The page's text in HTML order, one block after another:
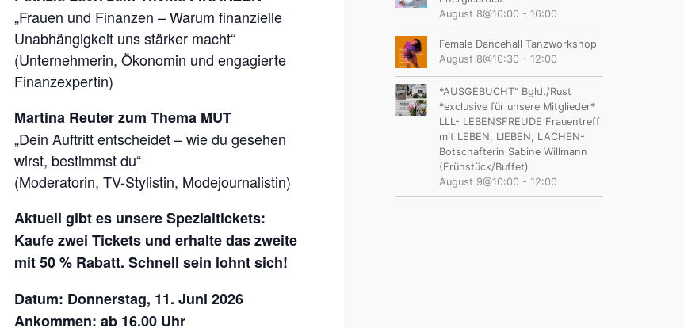
O
R
U
M
„Frauen und Finanzen – Warum finanzielle
Unabhängigkeit uns stärker macht“
(Unternehmerin, Ökonomin und engagierte
Finanzexpertin)
Martina Reuter zum Thema MUT
„Dein Auftritt entscheidet – wie du gesehen
wirst, bestimmst du“
(Moderatorin, TV-Stylistin, Modejournalistin)
Aktuell gibt es unsere Spezialtickets:
Kaufe zwei Tickets und erhalte das zweite
mit 50 % Rabatt. Schnell sein lohnt sich!
Datum: Donnerstag, 11. Juni 2026
Ankommen: ab 16.00 Uhr
August 8@10:00- 16:00
Female Dancehall Tanzworkshop
August 8@10:30- 12:00
*AUSGEBUCHT“ Bgld./Rust
*exclusive für unsere Mitglieder*
LLL- LEBENSFREUDE Frauentreff
mit LEBEN, LIEBEN, LACHEN-
Botschafterin Sabine Willmann
(Frühstück/Buffet)
August 9@10:00- 12:00